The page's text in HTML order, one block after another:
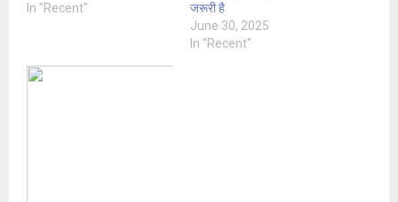
In "Recent"
जरूरी है
June 30, 2025
In "Recent"